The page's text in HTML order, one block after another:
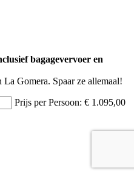
bagagevervoer en
Gomera. Spaar ze allemaal!
Prijs per Persoon: € 1.095,00